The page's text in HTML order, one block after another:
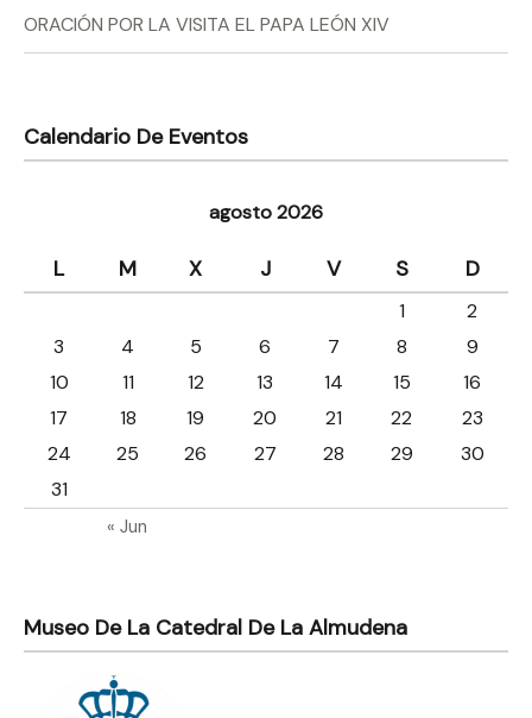
ORACIÓN POR LA VISITA EL PAPA LEÓN XIV
Calendario De Eventos
agosto 2026
L M X J V S D
« Jun
1
2
3
4 5 6 7 8
9
10
11 12 13 14 15
16
17
18 19 20 21 22
23
24
25 26 27 28 29
30
31
Museo De La Catedral De La Almudena